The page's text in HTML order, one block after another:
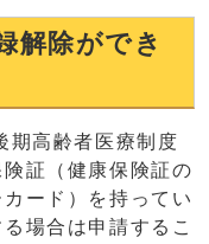
解除ができ
高齢者医療制度
証（健康保険証の
ード）を持ってい
場合は申請するこ